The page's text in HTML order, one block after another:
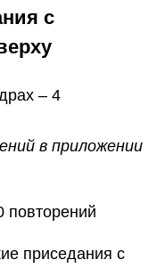
с
в приложении
повторений
приседания с